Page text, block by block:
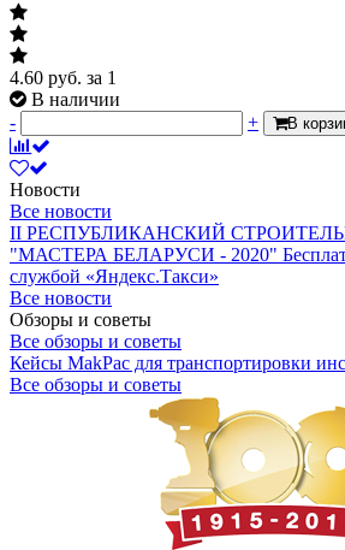
4.60 руб. за 1
В наличии
-
+ В
Новости
Все новости
II РЕСПУБЛИКАНСКИЙ
"МАСТЕРА БЕЛАРУСИ - 2020"
службой «Яндекс.Такси»
Все новости
Обзоры и советы
Все обзоры и советы
Кейсы MakPac для транспортировки
Все обзоры и советы